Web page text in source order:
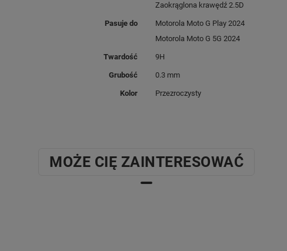
Zaokrąglona krawędź 2.5D
Pasuje do
Motorola Moto G Play 2024
Motorola Moto G 5G 2024
Twardość 9H
Grubość 0.3 mm
Kolor Przezroczysty
MOŻE CIĘ ZAINTERESOWAĆ